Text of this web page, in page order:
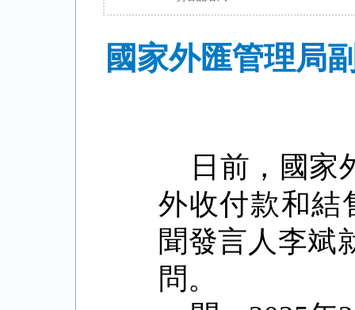
國家外匯管理局
日前，國家
外收付款和結
聞發言人李斌
問。